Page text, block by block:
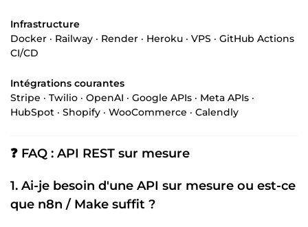
Infrastructure
Docker · Railway · Render · Heroku · VPS · GitHub Actions
CI/CD
Intégrations courantes
Stripe · Twilio · OpenAI · Google APIs · Meta APIs ·
HubSpot · Shopify · WooCommerce · Calendly
❓ FAQ : API REST sur mesure
1. Ai-je besoin d'une API sur mesure ou est-ce
que n8n / Make suffit ?